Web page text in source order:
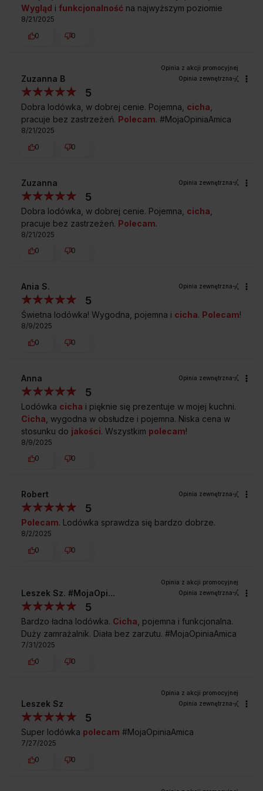
Darmowy odbiór
zużytego sprzętu
2 lata gwarancji
producenta
Wygląd i funkcjonalność na najwyższym poziomie
8/21/2025
0
0
Zuzanna B Opinia zewnętrzna
5
Dobra lodówka, w dobrej cenie. Pojemna, cicha
pracuje bez zastrzeżeń. Polecam. #MojaOpiniaAmica
8/21/2025
0
0
Zuzanna Opinia zewnętrzna
5
Dobra lodówka, w dobrej cenie. Pojemna, cicha
pracuje bez zastrzeżeń. Polecam.
8/21/2025
0
0
Ania S. Opinia zewnętrzna
5
Świetna lodówka! Wygodna, pojemna i cicha. Polecam!
8/9/2025
0
0
Anna Opinia zewnętrzna
5
Lodówka cicha i pięknie się prezentuje w mojej kuchni.
Cicha , wygodna w obsłudze i pojemna. Niska cena w
stosunku do jakości. Wszystkim polecam!
8/9/2025
0
0
Robert Opinia zewnętrzna
5
Polecam. Lodówka sprawdza się bardzo dobrze.
8/2/2025
0
0
Leszek Sz. #MojaOpi... Opinia zewnętrzna
5
Bardzo ładna lodówka. Cicha , pojemna i funkcjonalna.
Duży zamrażalnik. Diała bez zarzutu. #MojaOpiniaAmica
7/31/2025
0
0
Leszek Sz Opinia zewnętrzna
5
Super lodówka polecam #MojaOpiniaAmica
7/27/2025
0
0